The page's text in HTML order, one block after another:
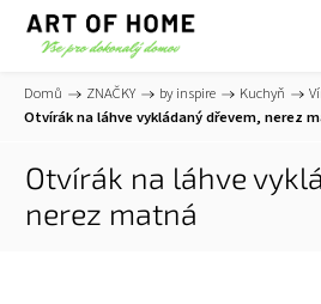
Domů / ZNAČKY / by inspire / Kuchyň /
Otvírák na láhve vykládaný dřevem, nerez
Otvírák na láhve
nerez matná